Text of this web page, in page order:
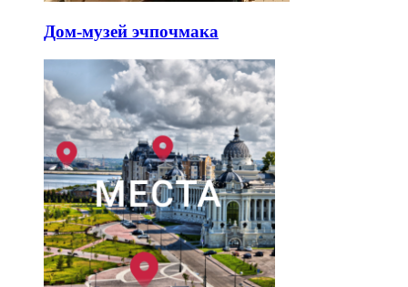
Дом-музей эчпочмака